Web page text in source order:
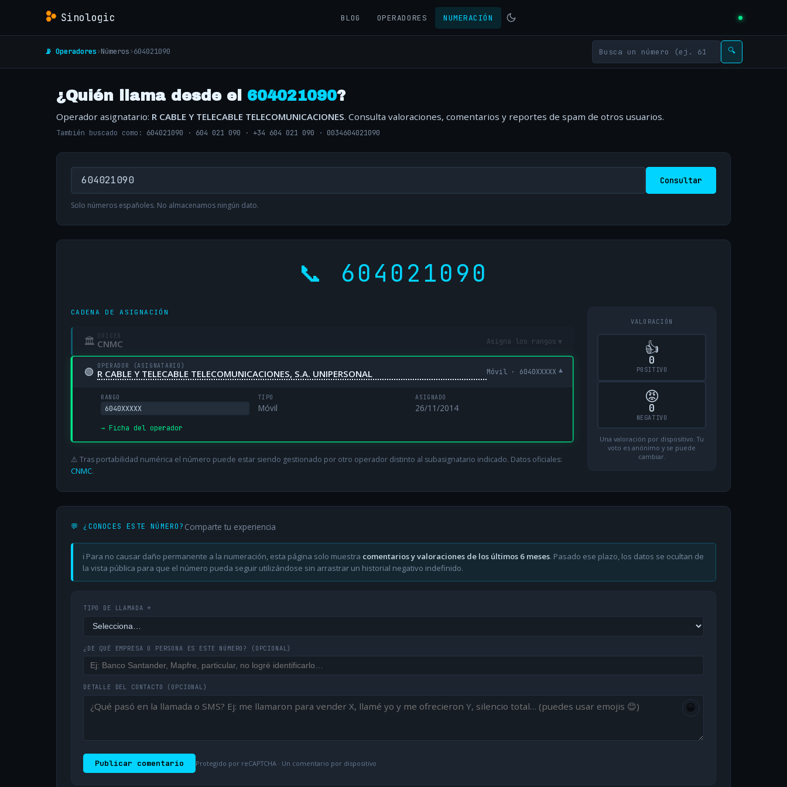
Sinologic BLOG OPERADORES NUMERACIÓN
📡 Operadores›Números›604021090 🔍
¿Quién llama desde el 604021090?
Operador asignatario: R CABLE Y TELECABLE TELECOMUNICACIONES. Consulta valoraciones, comentarios y reportes de spam de otros usuarios.
También buscado como: 604021090 · 604 021 090 · +34 604 021 090 · 0034604021090
Consultar
Solo números españoles. No almacenamos ningún dato.
📞 604021090
CADENA DE ASIGNACIÓN
🏛 ORIGEN
CNMC Asigna los rangos ▾
🟢 OPERADOR (ASIGNATARIO)
R CABLE Y TELECABLE TELECOMUNICACIONES, S.A. UNIPERSONAL Móvil · 6040XXXXX ▾
RANGO
6040XXXXX
TIPO
Móvil
ASIGNADO
26/11/2014
→ Ficha del operador
⚠️ Tras portabilidad numérica el número puede estar siendo gestionado por otro operador distinto al subasignatario indicado. Datos oficiales:
CNMC.
VALORACIÓN
👍
0
POSITIVO
😡
0
NEGATIVO
Una valoración por dispositivo. Tu
voto es anónimo y se puede
cambiar.
💬 ¿CONOCES ESTE NÚMERO? Comparte tu experiencia
ℹ️ Para no causar daño permanente a la numeración, esta página solo muestra comentarios y valoraciones de los últimos 6 meses. Pasado ese plazo, los datos se ocultan de
la vista pública para que el número pueda seguir utilizándose sin arrastrar un historial negativo indefinido.
TIPO DE LLAMADA *
¿DE QUÉ EMPRESA O PERSONA ES ESTE NÚMERO? (OPCIONAL)
DETALLE DEL CONTACTO (OPCIONAL)
😀
Publicar comentario Protegido por reCAPTCHA · Un comentario por dispositivo